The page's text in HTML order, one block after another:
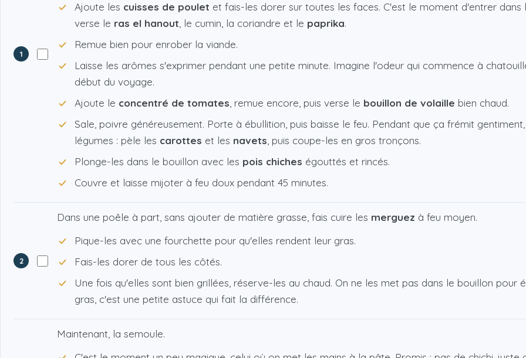
1
Ajoute les cuisses de poulet et fais-les dorer sur toutes les faces. C'est le moment d'entrer dans
verse le ras el hanout, le cumin, la coriandre et le paprika.
Remue bien pour enrober la viande.
Laisse les arômes s'exprimer pendant une petite minute. Imagine l'odeur qui commence à
début du voyage.
Ajoute le concentré de tomates, remue encore, puis verse le bouillon de volaille bien chaud.
Sale, poivre généreusement. Porte à ébullition, puis baisse le feu. Pendant que ça frémit
légumes : pèle les carottes et les navets, puis coupe-les en gros tronçons.
Plonge-les dans le bouillon avec les pois chiches égouttés et rincés.
Couvre et laisse mijoter à feu doux pendant 45 minutes.
2
Dans une poêle à part, sans ajouter de matière grasse, fais cuire les merguez à feu moyen.
Pique-les avec une fourchette pour qu'elles rendent leur gras.
Fais-les dorer de tous les côtés.
Une fois qu'elles sont bien grillées, réserve-les au chaud. On ne les met pas dans le bouillon pour
gras, c'est une petite astuce qui fait la différence.
Maintenant, la semoule.